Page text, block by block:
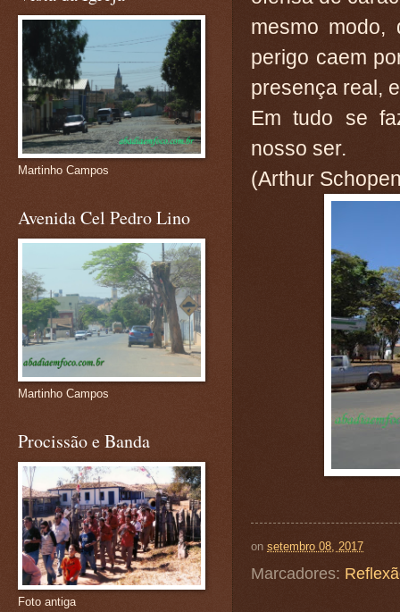
mesmo
perigo caem
presença real,
Em tudo se
nosso ser.
(Arthur
on setembro 08, 2017
Marcadores:
Martinho Campos
Avenida Cel Pedro Lino
Martinho Campos
Procissão e Banda
Foto antiga